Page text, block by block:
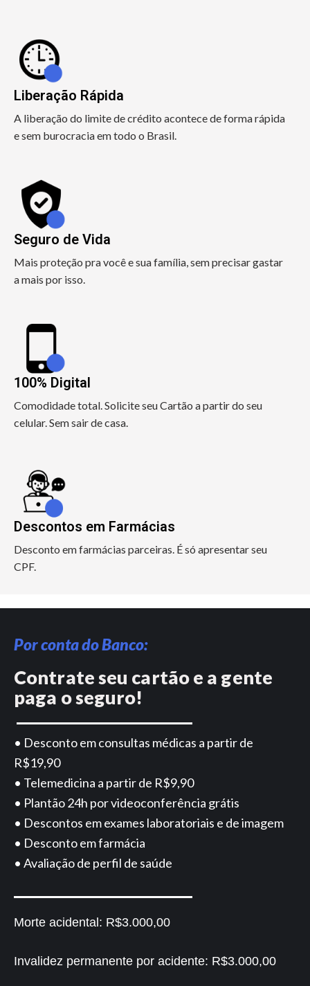
Liberação Rápida
A liberação do limite de crédito acontece de forma rápida
e sem burocracia em todo o Brasil.
Seguro de Vida
Mais proteção pra você e sua família, sem precisar gastar
a mais por isso.
100% Digital
Comodidade total. Solicite seu Cartão a partir do seu
celular. Sem sair de casa.
Descontos em Farmácias
Desconto em farmácias parceiras. É só apresentar seu
CPF.
Por conta do Banco:
Contrate seu cartão e a gente
paga o seguro!
• Desconto em consultas médicas a partir de
R$19,90
• Telemedicina a partir de R$9,90
• Plantão 24h por videoconferência grátis
• Descontos em exames laboratoriais e de imagem
• Desconto em farmácia
• Avaliação de perfil de saúde
Morte acidental: R$3.000,00
Invalidez permanente por acidente: R$3.000,00